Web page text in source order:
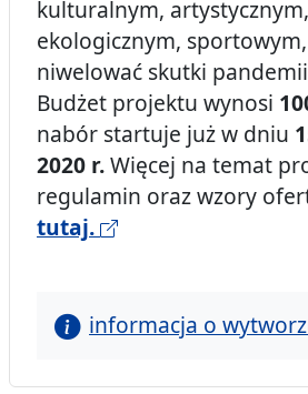
kulturalnym,
ekologicznym,
niwelować skutki
Budżet projektu wynosi
nabór startuje już w dniu
2020 r.Więcej na temat
regulamin oraz wzory
tutaj.
informacja o